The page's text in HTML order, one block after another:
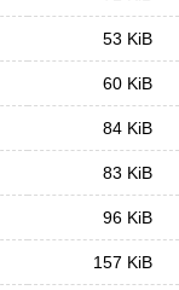
53 KiB
60 KiB
84 KiB
83 KiB
96 KiB
157 KiB